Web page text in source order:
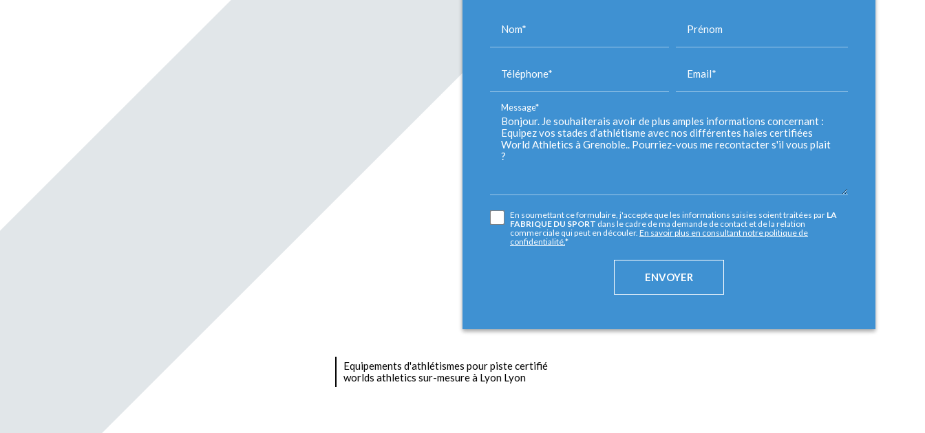
Nom* Prénom
Téléphone* Email*
Message*
En soumettant ce formulaire, j'accepte que les informations saisies soient traitées par LA
FABRIQUE DU SPORT dans le cadre de ma demande de contact et de la relation
commerciale qui peut en découler. En savoir plus en consultant notre politique de
confidentialité.*
Equipements d'athlétismes pour piste certifié
worlds athletics sur-mesure à Lyon Lyon